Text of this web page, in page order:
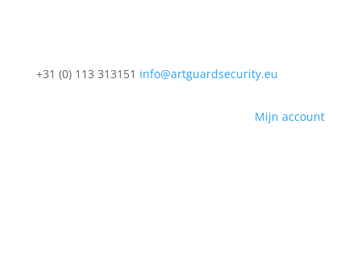
+31 (0) 113 313151 info@artguardsecurity.eu
Mijn account